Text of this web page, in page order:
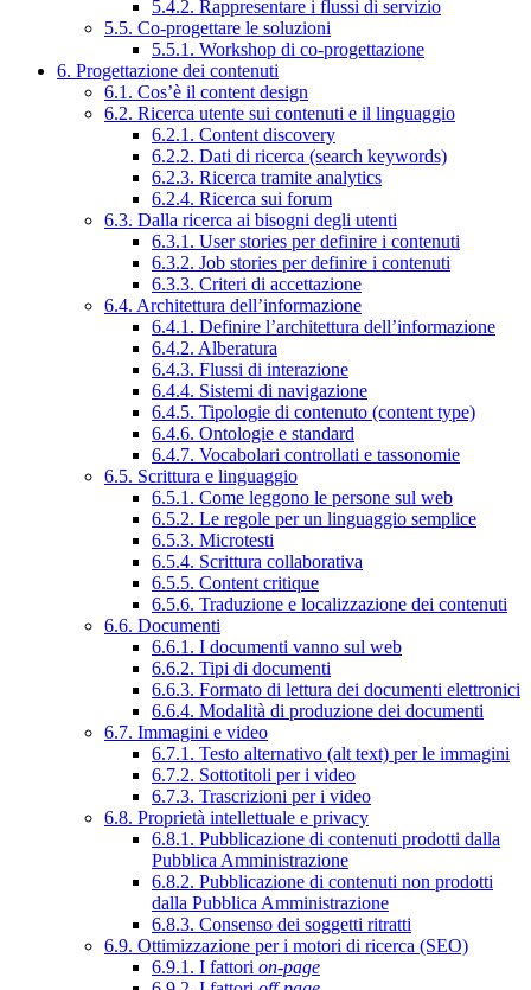
5.4.2. Rappresentare i flussi di servizio
5.5. Co-progettare le soluzioni
5.5.1. Workshop di co-progettazione
6. Progettazione dei contenuti
6.1. Cos’è il content design
6.2. Ricerca utente sui contenuti e il linguaggio
6.2.1. Content discovery
6.2.2. Dati di ricerca (search keywords)
6.2.3. Ricerca tramite analytics
6.2.4. Ricerca sui forum
6.3. Dalla ricerca ai bisogni degli utenti
6.3.1. User stories per definire i contenuti
6.3.2. Job stories per definire i contenuti
6.3.3. Criteri di accettazione
6.4. Architettura dell’informazione
6.4.1. Definire l’architettura dell’informazione
6.4.2. Alberatura
6.4.3. Flussi di interazione
6.4.4. Sistemi di navigazione
6.4.5. Tipologie di contenuto (content type)
6.4.6. Ontologie e standard
6.4.7. Vocabolari controllati e tassonomie
6.5. Scrittura e linguaggio
6.5.1. Come leggono le persone sul web
6.5.2. Le regole per un linguaggio semplice
6.5.3. Microtesti
6.5.4. Scrittura collaborativa
6.5.5. Content critique
6.5.6. Traduzione e localizzazione dei contenuti
6.6. Documenti
6.6.1. I documenti vanno sul web
6.6.2. Tipi di documenti
6.6.3. Formato di lettura dei documenti elettronici
6.6.4. Modalità di produzione dei documenti
6.7. Immagini e video
6.7.1. Testo alternativo (alt text) per le immagini
6.7.2. Sottotitoli per i video
6.7.3. Trascrizioni per i video
6.8. Proprietà intellettuale e privacy
6.8.1. Pubblicazione di contenuti prodotti dalla
Pubblica Amministrazione
6.8.2. Pubblicazione di contenuti non prodotti
dalla Pubblica Amministrazione
6.8.3. Consenso dei soggetti ritratti
6.9. Ottimizzazione per i motori di ricerca (SEO)
6.9.1. I fattori on-page